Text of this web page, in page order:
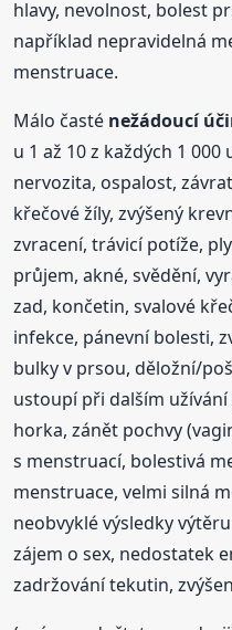
hlavy, nevolnost, bolest
například nepravidelná
menstruace.
Málo časté nežádoucí
u 1 až 10 z každých 1
nervozita, ospalost,
křečové žíly, zvýšený
zvracení, trávicí potíže,
průjem, akné, svědění,
zad, končetin, svalové
infekce, pánevní bolesti,
bulky v prsou, děložní/
ustoupí při dalším
horka, zánět pochvy
s menstruací, bolestivá
menstruace, velmi silná
neobvyklé výsledky
zájem o sex, nedostatek
zadržování tekutin,